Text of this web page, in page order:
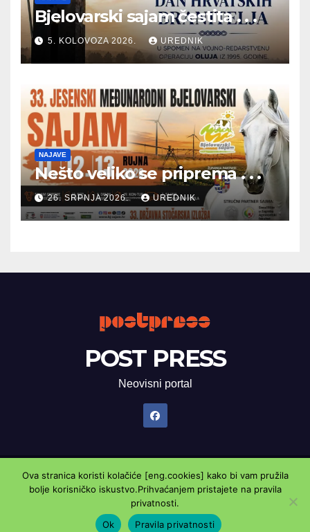
Bjelovarski sajam čestita . . .
5. KOLOVOZA 2026. UREDNIK
NAJAVE
Nešto veliko se priprema . . .
26. SRPNJA 2026. UREDNIK
POST PRESS
Neovisni portal
Proudly powered by WordPress| Theme: Newsup byThemeansar.
Marketing oglasnik Kontaktirajte nasPravila privatnosti
Ova stranica koristi kolačiće [eng.cookies] kako bi vam pružila
bolje korisničko iskustvo.Prihvaćanjem pristajete na pravila
privatnosti.
Ok
Pravila privatnosti